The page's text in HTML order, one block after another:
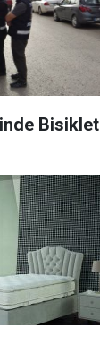
Bisiklet